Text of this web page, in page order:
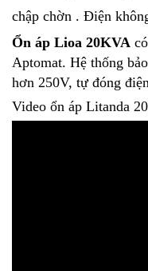
chập chờn . Điện
Ổn áp Lioa 20KVA
Aptomat. Hệ thống
hơn 250V, tự đóng
Video ổn áp Litanda